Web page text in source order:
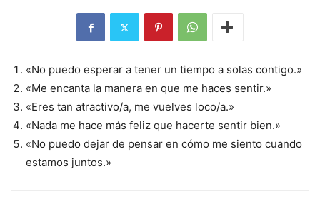
«No puedo esperar a tener un tiempo a solas contigo.»
«Me encanta la manera en que me haces sentir.»
«Eres tan atractivo/a, me vuelves loco/a.»
«Nada me hace más feliz que hacerte sentir bien.»
«No puedo dejar de pensar en cómo me siento cuando
estamos juntos.»